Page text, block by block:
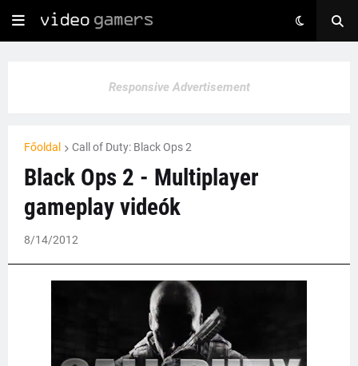
Responsive Advertisement
Főoldal Call of Duty: Black Ops 2
Black Ops 2 - Multiplayer
gameplay videók
8/14/2012